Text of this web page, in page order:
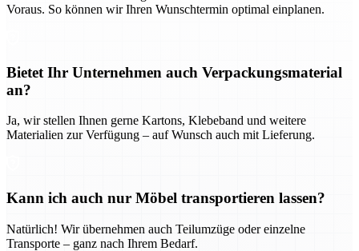
Voraus. So können wir Ihren Wunschtermin optimal einplanen.
Bietet Ihr Unternehmen auch Verpackungsmaterial
an?
Ja, wir stellen Ihnen gerne Kartons, Klebeband und weitere
Materialien zur Verfügung – auf Wunsch auch mit Lieferung.
Kann ich auch nur Möbel transportieren lassen?
Natürlich! Wir übernehmen auch Teilumzüge oder einzelne
Transporte – ganz nach Ihrem Bedarf.